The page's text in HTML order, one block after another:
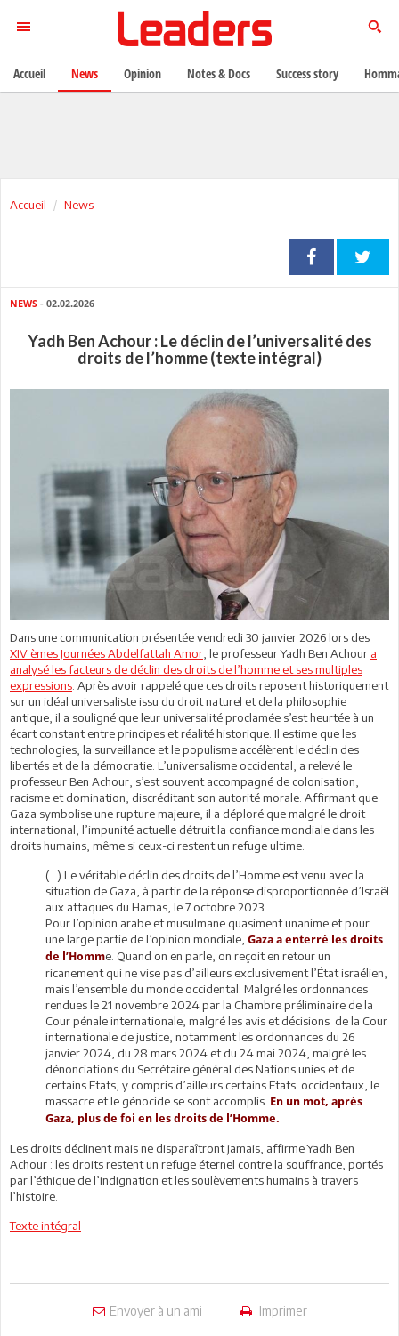
Accueil News
NEWS - 02.02.2026
Yadh Ben Achour : Le déclin de l’universalité des
droits de l’homme (texte intégral)
Dans une communication présentée vendredi 30 janvier 2026 lors des
XIV èmes Journées Abdelfattah Amor , le professeur Yadh Ben Achour a
analysé les facteurs de déclin des droits de l’homme et ses multiples
expressions . Après avoir rappelé que ces droits reposent historiquement
sur un idéal universaliste issu du droit naturel et de la philosophie
antique, il a souligné que leur universalité proclamée s’est heurtée à un
écart constant entre principes et réalité historique. Il estime que les
technologies, la surveillance et le populisme accélèrent le déclin des
libertés et de la démocratie. L’universalisme occidental, a relevé le
professeur Ben Achour, s’est souvent accompagné de colonisation,
racisme et domination, discréditant son autorité morale. Affirmant que
Gaza symbolise une rupture majeure, il a déploré que malgré le droit
international, l’impunité actuelle détruit la confiance mondiale dans les
droits humains, même si ceux-ci restent un refuge ultime.
(...) Le véritable déclin des droits de l’Homme est venu avec la
situation de Gaza, à partir de la réponse disproportionnée d’Israël
aux attaques du Hamas, le 7 octobre 2023.
Pour l’opinion arabe et musulmane quasiment unanime et pour
une large partie de l’opinion mondiale, Gaza a enterré les droits
de l’Homme. Quand on en parle, on reçoit en retour un
ricanement qui ne vise pas d’ailleurs exclusivement l’État israélien,
mais l’ensemble du monde occidental. Malgré les ordonnances
rendues le 21 novembre 2024 par la Chambre préliminaire de la
Cour pénale internationale, malgré les avis et décisions de la Cour
internationale de justice, notamment les ordonnances du 26
janvier 2024, du 28 mars 2024 et du 24 mai 2024, malgré les
dénonciations du Secrétaire général des Nations unies et de
certains Etats, y compris d’ailleurs certains Etats occidentaux, le
massacre et le génocide se sont accomplis. En un mot, après
Gaza, plus de foi en les droits de l’Homme.
Les droits déclinent mais ne disparaîtront jamais, affirme Yadh Ben
Achour : les droits restent un refuge éternel contre la souffrance, portés
par l’éthique de l’indignation et les soulèvements humains à travers
l’histoire.
Texte intégral
Envoyer à un ami Imprimer
Accueil News Opinion Notes & Docs Success story